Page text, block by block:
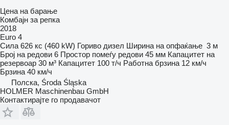
Цена на барање
Комбајн за репка
2018
Euro 4
Сила 626 кс (460 kW) Гориво дизел Ширина на опфаќање 3 м
Број на редови 6 Простор помеѓу редови 45 мм Капацитет на
резервоар 30 м³ Капацитет 100 т/ч Работна брзина 12 км/ч
Брзина 40 км/ч
Полска, Środa Śląska
HOLMER Maschinenbau GmbH
Контактирајте го продавачот